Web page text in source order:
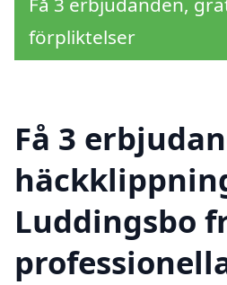
förpliktelser
Få 3
Luddingsbo